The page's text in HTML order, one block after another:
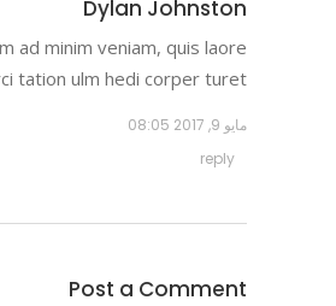
Dylan Johnston
ad minim veniam, quis laore
tation ulm hedi corper turet.
مايو 9, 2017
08:05
reply
Post a Comment